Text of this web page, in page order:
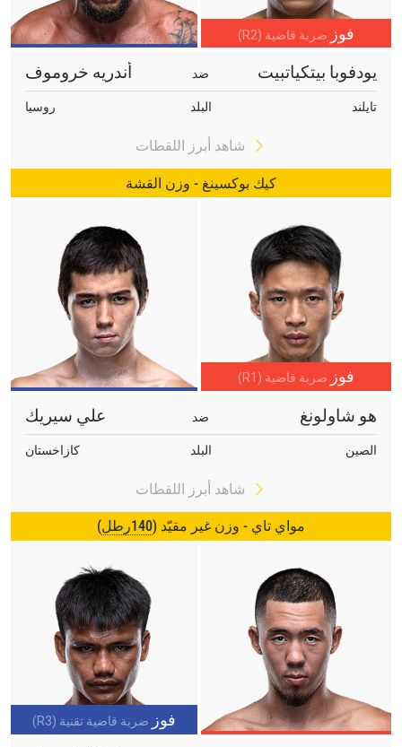
فوز ضربة قاضية (R2)
يودفوبا بيتكياتبيت ضد أندريه خروموف
تايلند البلد روسيا
شاهد أبرز اللقطات
كيك بوكسينغ - وزن القشة
فوز ضربة قاضية (R1)
هو شاولونغ ضد علي سيريك
الصين البلد كازاخستان
شاهد أبرز اللقطات
مواي تاي - وزن غير مقيّد (140رطل )
فوز ضربة قاضية تقنية (R3)